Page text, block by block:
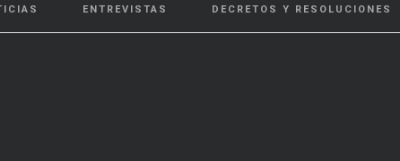
ENTREVISTAS DECRETOS Y RESOLUCIONES